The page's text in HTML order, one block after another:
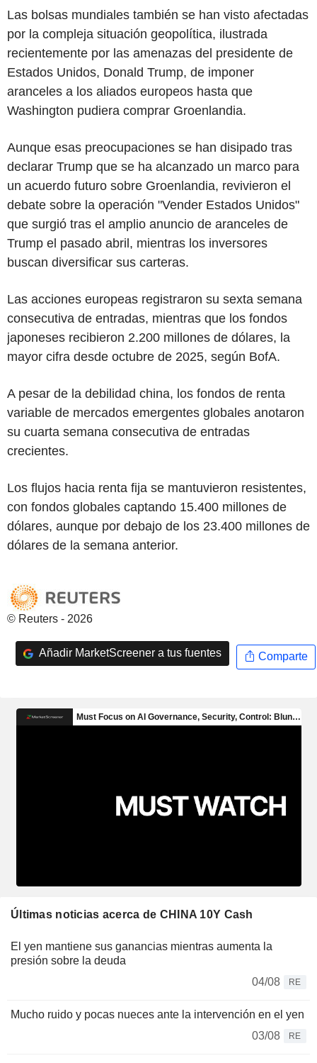
Las bolsas mundiales también se han visto afectadas
por la compleja situación geopolítica, ilustrada
recientemente por las amenazas del presidente de
Estados Unidos, Donald Trump, de imponer
aranceles a los aliados europeos hasta que
Washington pudiera comprar Groenlandia.
Aunque esas preocupaciones se han disipado tras
declarar Trump que se ha alcanzado un marco para
un acuerdo futuro sobre Groenlandia, revivieron el
debate sobre la operación "Vender Estados Unidos"
que surgió tras el amplio anuncio de aranceles de
Trump el pasado abril, mientras los inversores
buscan diversificar sus carteras.
Las acciones europeas registraron su sexta semana
consecutiva de entradas, mientras que los fondos
japoneses recibieron 2.200 millones de dólares, la
mayor cifra desde octubre de 2025, según BofA.
A pesar de la debilidad china, los fondos de renta
variable de mercados emergentes globales anotaron
su cuarta semana consecutiva de entradas
crecientes.
Los flujos hacia renta fija se mantuvieron resistentes,
con fondos globales captando 15.400 millones de
dólares, aunque por debajo de los 23.400 millones de
dólares de la semana anterior.
© Reuters - 2026
Añadir MarketScreener a tus fuentes Comparte
Últimas noticias acerca de CHINA 10Y Cash
El yen mantiene sus ganancias mientras aumenta la
presión sobre la deuda
04/08
RE
Mucho ruido y pocas nueces ante la intervención en el yen
03/08
RE